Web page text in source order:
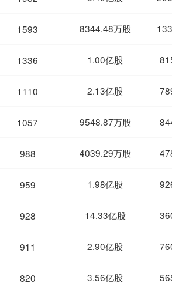
1593 8344.48万股
1336 1.00亿股
1110 2.13亿股
1057 9548.87万股
988 4039.29万股
959 1.98亿股
928 14.33亿股
911 2.90亿股
820 3.56亿股